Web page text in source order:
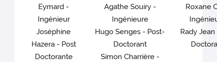
Eymard -
Ingénieur
Joséphine
Hazera - Post
Doctorante
Agathe Souiry -
Ingénieure
Hugo Senges - Post-
Doctorant
Simon Charrière -
Roxane
Rady